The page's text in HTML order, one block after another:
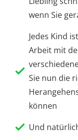
wenn Sie
Jedes Kind
Arbeit mit
Sie nun die
können
Und